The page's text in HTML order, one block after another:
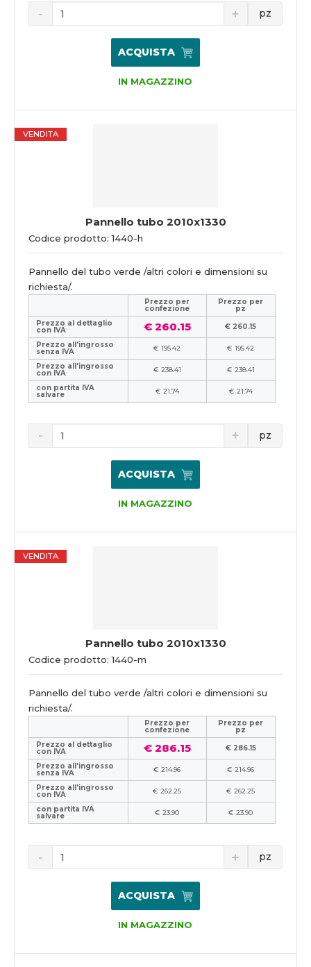
pz
ACQUISTA
IN MAGAZZINO
Pannello tubo 2010x1330
Codice prodotto: 1440-h
VENDITA
Pannello del tubo verde /altri colori e dimensioni su
richiesta/.
Prezzo per
confezione
Prezzo per
pz
Prezzo al dettaglio
con IVA € 260.15
€ 260.15
Prezzo all'ingrosso
senza IVA € 195.42
€ 195.42
Prezzo all'ingrosso
con IVA € 238.41
€ 238.41
con partita IVA
salvare € 21.74 € 21.74
pz
ACQUISTA
IN MAGAZZINO
Pannello tubo 2010x1330
Codice prodotto: 1440-m
VENDITA
Pannello del tubo verde /altri colori e dimensioni su
richiesta/.
Prezzo per
confezione
Prezzo per
pz
Prezzo al dettaglio
con IVA € 286.15
€ 286.15
Prezzo all'ingrosso
senza IVA € 214.96
€ 214.96
Prezzo all'ingrosso
con IVA € 262.25
€ 262.25
con partita IVA
salvare € 23.90 € 23.90
pz
ACQUISTA
IN MAGAZZINO